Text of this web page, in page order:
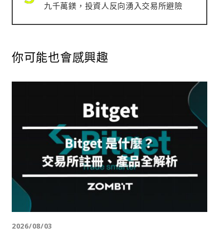
九千萬鎂，投資人反向湧入交易所避險
你可能也會感興趣
2026/08/03